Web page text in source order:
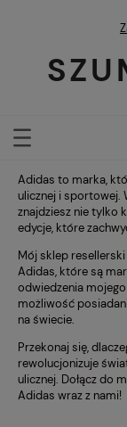
Adidas to marka,
ulicznej i sportowej.
znajdziesz nie tylko
edycje, które
Mój sklep
Adidas, które są
odwiedzenia
możliwość
na świecie.
Przekonaj się,
rewolucjonizuje
ulicznej. Dołącz do
Adidas wraz z nami!